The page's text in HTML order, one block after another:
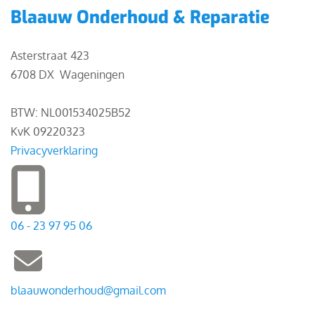
Blaauw Onderhoud & Reparatie
Asterstraat 423
6708 DX Wageningen
BTW: NL001534025B52
KvK 09220323
Privacyverklaring
06 - 23 97 95 06
blaauwonderhoud@gmail.com